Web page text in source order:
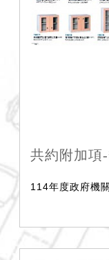
共約附加項
114年度政府機